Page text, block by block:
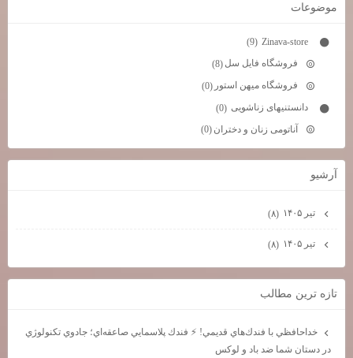
موضوعات
(9)
فروشگاه فایل سل (8)
فروشگاه میهن استور (0)
دانستنیهای زناشویی (0)
آناتومی زنان و دختران (0)
آرشيو
تیر ۱۴۰۵ (۸)
تیر ۱۴۰۵ (۸)
تازه ترين مطالب
خداحافظي با فندك‌هاي قديمي! ⚡ فندك پلاسمايي صاعقه‌اي؛ جادوي تكنولوژي
در دستان شما ضد باد و لوكس